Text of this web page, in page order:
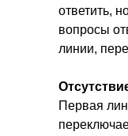
ответить,
вопросы
линии,
Первая